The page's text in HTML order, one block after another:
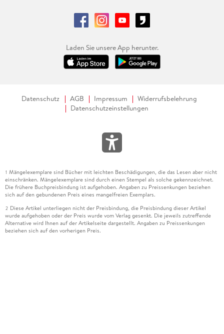
Laden Sie unsere App herunter.
Datenschutz AGB Impressum
Widerrufsbelehrung
Datenschutzeinstellungen
1 Mängelexemplare sind Bücher mit leichten Beschädigungen, die das Lesen aber nicht
einschränken. Mängelexemplare sind durch einen Stempel als solche gekennzeichnet.
Die frühere Buchpreisbindung ist aufgehoben. Angaben zu Preissenkungen beziehen
sich auf den gebundenen Preis eines mangelfreien Exemplars.
2 Diese Artikel unterliegen nicht der Preisbindung, die Preisbindung dieser Artikel
wurde aufgehoben oder der Preis wurde vom Verlag gesenkt. Die jeweils zutreffende
Alternative wird Ihnen auf der Artikelseite dargestellt. Angaben zu Preissenkungen
beziehen sich auf den vorherigen Preis.